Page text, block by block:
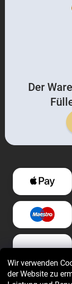
Wir verwenden
der Website zu
Der